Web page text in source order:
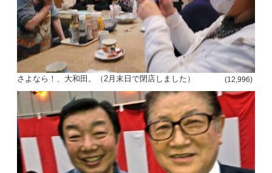
さよなら！、大和田。（2月末日で閉店しました） (12,996)